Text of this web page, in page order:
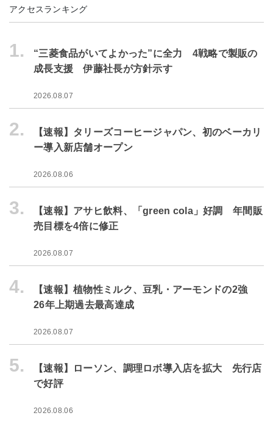
アクセスランキング
1.
“三菱食品がいてよかった”に全力 4戦略で製販の
成長支援 伊藤社長が方針示す
2026.08.07
2.
【速報】タリーズコーヒージャパン、初のベーカリ
ー導入新店舗オープン
2026.08.06
3.
【速報】アサヒ飲料、「green cola」好調 年間販
売目標を4倍に修正
2026.08.07
4.
【速報】植物性ミルク、豆乳・アーモンドの2強
26年上期過去最高達成
2026.08.07
5.
【速報】ローソン、調理ロボ導入店を拡大 先行店
で好評
2026.08.06